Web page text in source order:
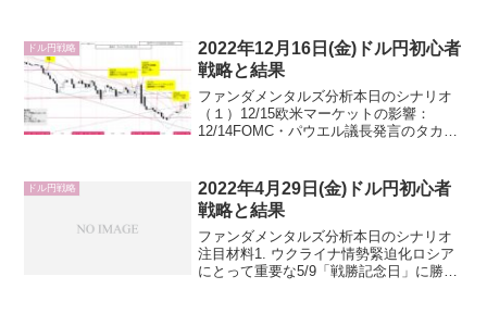
れば売り材料、前回と結果が同じ場合は
買い材料に統一。ドル(US...
ドル円戦略
2022年12月16日(金)ドル円初心者
戦略と結果
ファンダメンタルズ分析本日のシナリオ
（１）12/15欧米マーケットの影響：
12/14FOMC・パウエル議長発言のタカ派
フドル買いで上昇。12/16スタートも、こ
のドル円...
ドル円戦略
2022年4月29日(金)ドル円初心者
戦略と結果
ファンダメンタルズ分析本日のシナリオ
注目材料1. ウクライナ情勢緊迫化ロシア
にとって重要な5/9「戦勝記念日」に勝利